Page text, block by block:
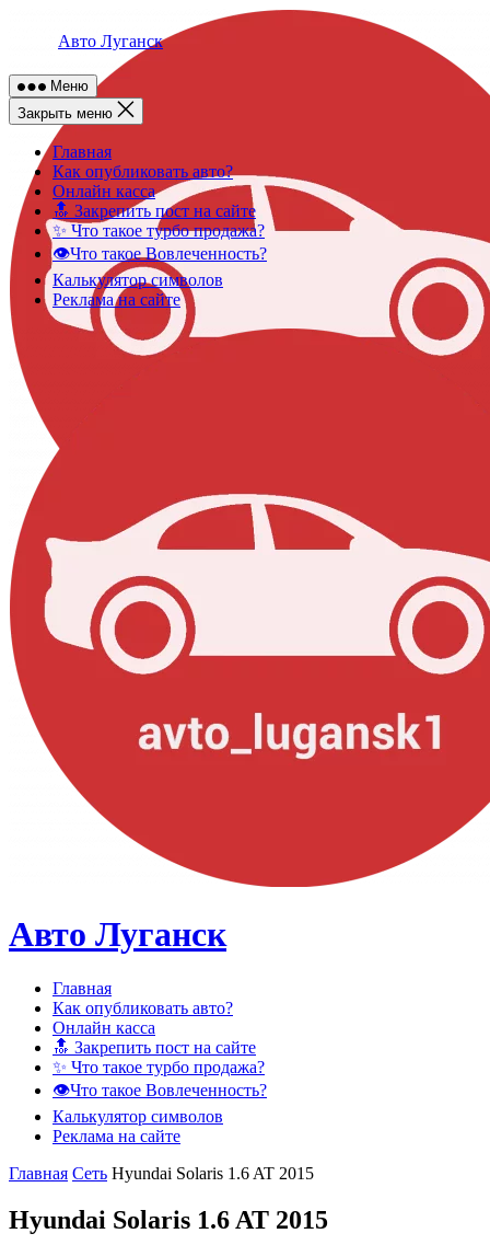
Авто Луганск
Меню
Закрыть меню
Главная
Как опубликовать авто?
Онлайн касса
🔝 Закрепить пост на сайте
✨ Что такое турбо продажа?
👁️Что такое Вовлеченность?
Калькулятор символов
Реклама на сайте
Авто Луганск
Главная
Как опубликовать авто?
Онлайн касса
🔝 Закрепить пост на сайте
✨ Что такое турбо продажа?
👁️Что такое Вовлеченность?
Калькулятор символов
Реклама на сайте
Главная Сеть Hyundai Solaris 1.6 AT 2015
Hyundai Solaris 1.6 AT 2015